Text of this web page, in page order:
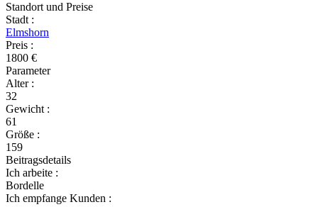
Standort und Preise
Stadt :
Elmshorn
Preis :
1800 €
Parameter
Alter :
32
Gewicht :
61
Größe :
159
Beitragsdetails
Ich arbeite :
Bordelle
Ich empfange Kunden :